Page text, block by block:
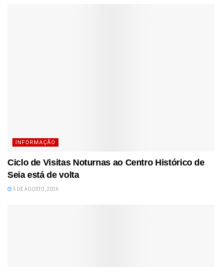
INFORMAÇÃO
Ciclo de Visitas Noturnas ao Centro Histórico de
Seia está de volta
5 DE AGOSTO, 2026